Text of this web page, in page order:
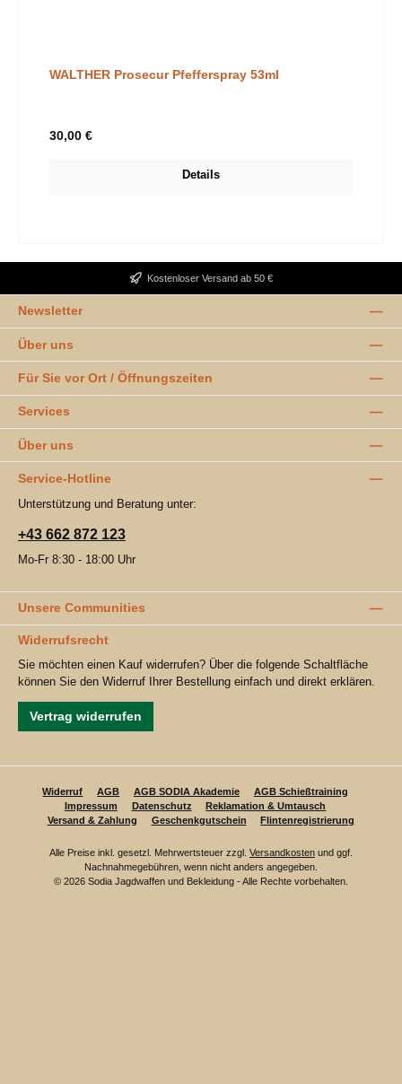
WALTHER Prosecur Pfefferspray 53ml
Regulärer Preis:
30,00 €
Details
Kostenloser Versand ab 50 €
Newsletter
Über uns
Für Sie vor Ort / Öffnungszeiten
Services
Über uns
Service-Hotline
Unterstützung und Beratung unter:
+43 662 872 123
Mo-Fr 8:30 - 18:00 Uhr
Unsere Communities
Widerrufsrecht
Sie möchten einen Kauf widerrufen? Über die folgende Schaltfläche
können Sie den Widerruf Ihrer Bestellung einfach und direkt erklären.
Vertrag widerrufen
Widerruf AGB AGB SODIA Akademie
AGB Schießtraining
Impressum
Datenschutz
Reklamation & Umtausch
Versand & Zahlung
Geschenkgutschein Flintenregistrierung
Alle Preise inkl. gesetzl. Mehrwertsteuer zzgl. Versandkosten und ggf.
Nachnahmegebühren, wenn nicht anders angegeben.
© 2026 Sodia Jagdwaffen und Bekleidung - Alle Rechte vorbehalten.